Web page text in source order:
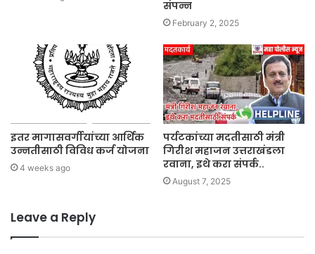
संपन्न
February 2, 2025
इतर मागासवर्गीयांच्या आर्थिक
उन्नतीसाठी विविध कर्ज योजना
4 weeks ago
पर्यटकांच्या मदतीसाठी मंत्री
गिरीश महाजन उत्तराखंडला
रवाना, इथे करा संपर्क..
August 7, 2025
Leave a Reply